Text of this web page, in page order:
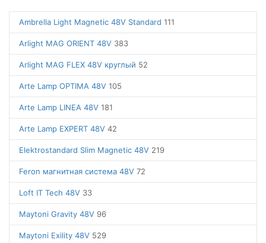
Ambrella Light Magnetic 48V Standard 111
Arlight MAG ORIENT 48V 383
Arlight MAG FLEX 48V круглый 52
Arte Lamp OPTIMA 48V 105
Arte Lamp LINEA 48V 181
Arte Lamp EXPERT 48V 42
Elektrostandard Slim Magnetic 48V 219
Feron магнитная система 48V 72
Loft IT Tech 48V 33
Maytoni Gravity 48V 96
Maytoni Exility 48V 529